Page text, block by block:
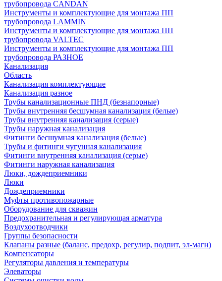
трубопровода CANDAN
Инструменты и комплектующие для монтажа ПП
трубопровода LAMMIN
Инструменты и комплектующие для монтажа ПП
трубопровода VALTEC
Инструменты и комплектующие для монтажа ПП
трубопровода РАЗНОЕ
Канализация
Область
Канализация комплектующие
Канализация разное
Трубы канализационные ПНД (безнапорные)
Трубы внутренняя бесшумная канализация (белые)
Трубы внутренняя канализация (серые)
Трубы наружная канализация
Фитинги бесшумная канализация (белые)
Трубы и фитинги чугунная канализация
Фитинги внутренняя канализация (серые)
Фитинги наружная канализация
Люки, дождеприемники
Люки
Дождеприемники
Муфты противопожарные
Оборудование для скважин
Предохранительная и регулирующая арматура
Воздухоотводчики
Группы безопасности
Клапаны разные (баланс, предохр, регулир, подпит, эл-магн)
Компенсаторы
Регуляторы давления и температуры
Элеваторы